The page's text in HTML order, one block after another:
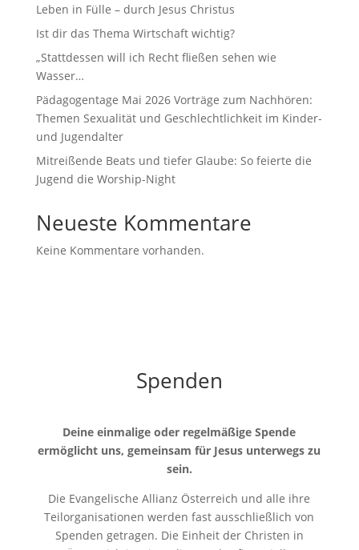
Leben in Fülle – durch Jesus Christus
Ist dir das Thema Wirtschaft wichtig?
„Stattdessen will ich Recht fließen sehen wie
Wasser…
Pädagogentage Mai 2026 Vorträge zum Nachhören:
Themen Sexualität und Geschlechtlichkeit im Kinder-
und Jugendalter
Mitreißende Beats und tiefer Glaube: So feierte die
Jugend die Worship-Night
Neueste Kommentare
Keine Kommentare vorhanden.
Spenden
Deine einmalige oder regelmäßige Spende
ermöglicht uns, gemeinsam für Jesus unterwegs zu
sein.
Die Evangelische Allianz Österreich und alle ihre
Teilorganisationen werden fast ausschließlich von
Spenden getragen. Die Einheit der Christen in